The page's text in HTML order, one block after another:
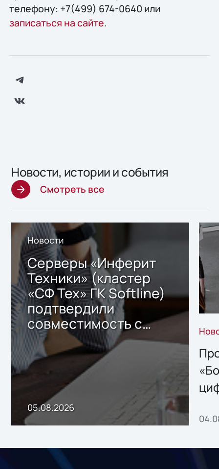
телефону: +7(499) 674-0640 или
записаться на сайте.
Новости, истории и события
Смотреть все
Новости
Серверы «Инферит
Техники» (кластер
«СФ Тех» ГК Softline)
подтвердили
совместимость с
решением Sharx
Storage 2.x для
хранения данных
05.08.2026